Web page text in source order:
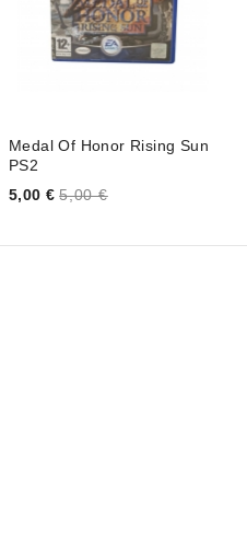
Medal Of Honor Rising Sun
PS2
Price
5,00 € 5,00 €